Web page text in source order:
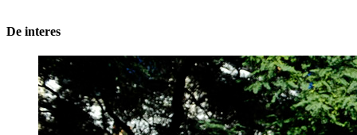
De interes